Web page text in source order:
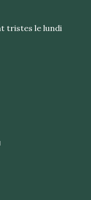
tristes le lundi